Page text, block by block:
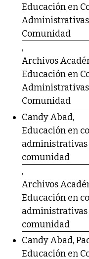
Educación en
Comunidad
,
Archivos
Educación en
Comunidad
Candy Abad,
Educación en
comunidad
,
Archivos
Educación en
comunidad
Candy Abad,
Educación en